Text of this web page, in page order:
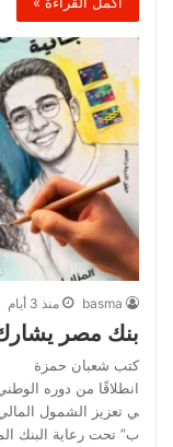
basma منذ 3 أيام
بنك مصر يشارك
كتب شعبان حمزة
انطلاقًا من دوره
ي تعزيز الشمول
ب” تحت رعاية البنك